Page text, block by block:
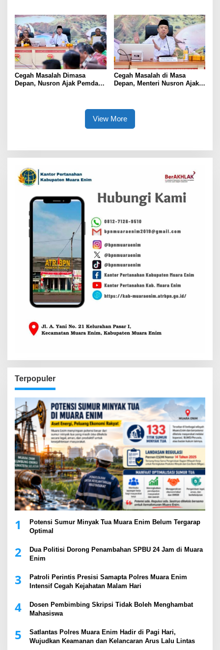
Pandang Masyarakat
Cegah Masalah Dimasa
Depan, Nusron Ajak Pemda
Cegah Masalah di Masa
Depan, Menteri Nusron Ajak
View More
Terpopuler
1
Potensi Sumur Minyak Tua Muara Enim Belum Tergarap
Optimal
2
Dua Politisi Dorong Penambahan SPBU 24 Jam di Muara
Enim
3
Patroli Perintis Presisi Samapta Polres Muara Enim
Intensif Cegah Kejahatan Malam Hari
4
Dosen Pembimbing Skripsi Tidak Boleh Menghambat
Mahasiswa
5
Satlantas Polres Muara Enim Hadir di Pagi Hari,
Wujudkan Keamanan dan Kelancaran Arus Lalu Lintas